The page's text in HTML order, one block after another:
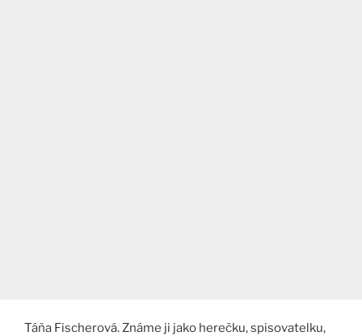
Táňa Fischerová. Známe ji jako herečku, spisovatelku,